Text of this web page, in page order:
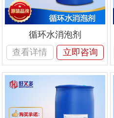
循环水消泡剂
查看详情
立即咨询